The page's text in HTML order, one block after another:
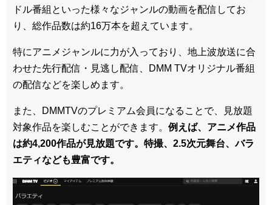
ドル番組といった様々なジャンルの動画を配信してお
り、総作品数は約16万本を超えています。
特にアニメジャンルに力が入っており、地上波放送に合
わせた先行配信・見逃し配信、DMM TVオリジナル番組
の配信などを楽しめます。
また、DMMTVのプレミアム会員になることで、見放題
対象作品を楽しむことができます。 例えば、アニメ作品
は約4,200作品が見放題です。特撮、2.5次元舞台、バラ
エティなども豊富です。